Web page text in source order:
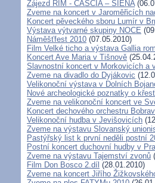
Zájezd ŘÍM - CASCIA – SIENA
Zveme na koncert v Jaroměřicích
Koncert pěveckého sboru Lumír v
Výstava výtvarné skupiny NOCE
Náměšťfest 2010 (07.05.2010)
Film Velké ticho a výstava Gallia
Koncert Ave Maria v Tišnově
Slavnostní koncert v Morkovicích a
Zveme na divadlo do Dyjákovic
Velikonoční výstava v Dolních
Nové archeologické poznatky o
Zveme na velikonoční koncert ve
Koncert dechového orchestru
Velikonoční hudba v Jevišovicích
Zveme na výstavu Slovanský
Pastýřský list k první neděli postní
Postní koncert duchovní hudby v
Zveme na výstavu Tajemství zvonů
Film Don Bosco 2.díl (28.01.2010)
Zveme na koncert Jiřího